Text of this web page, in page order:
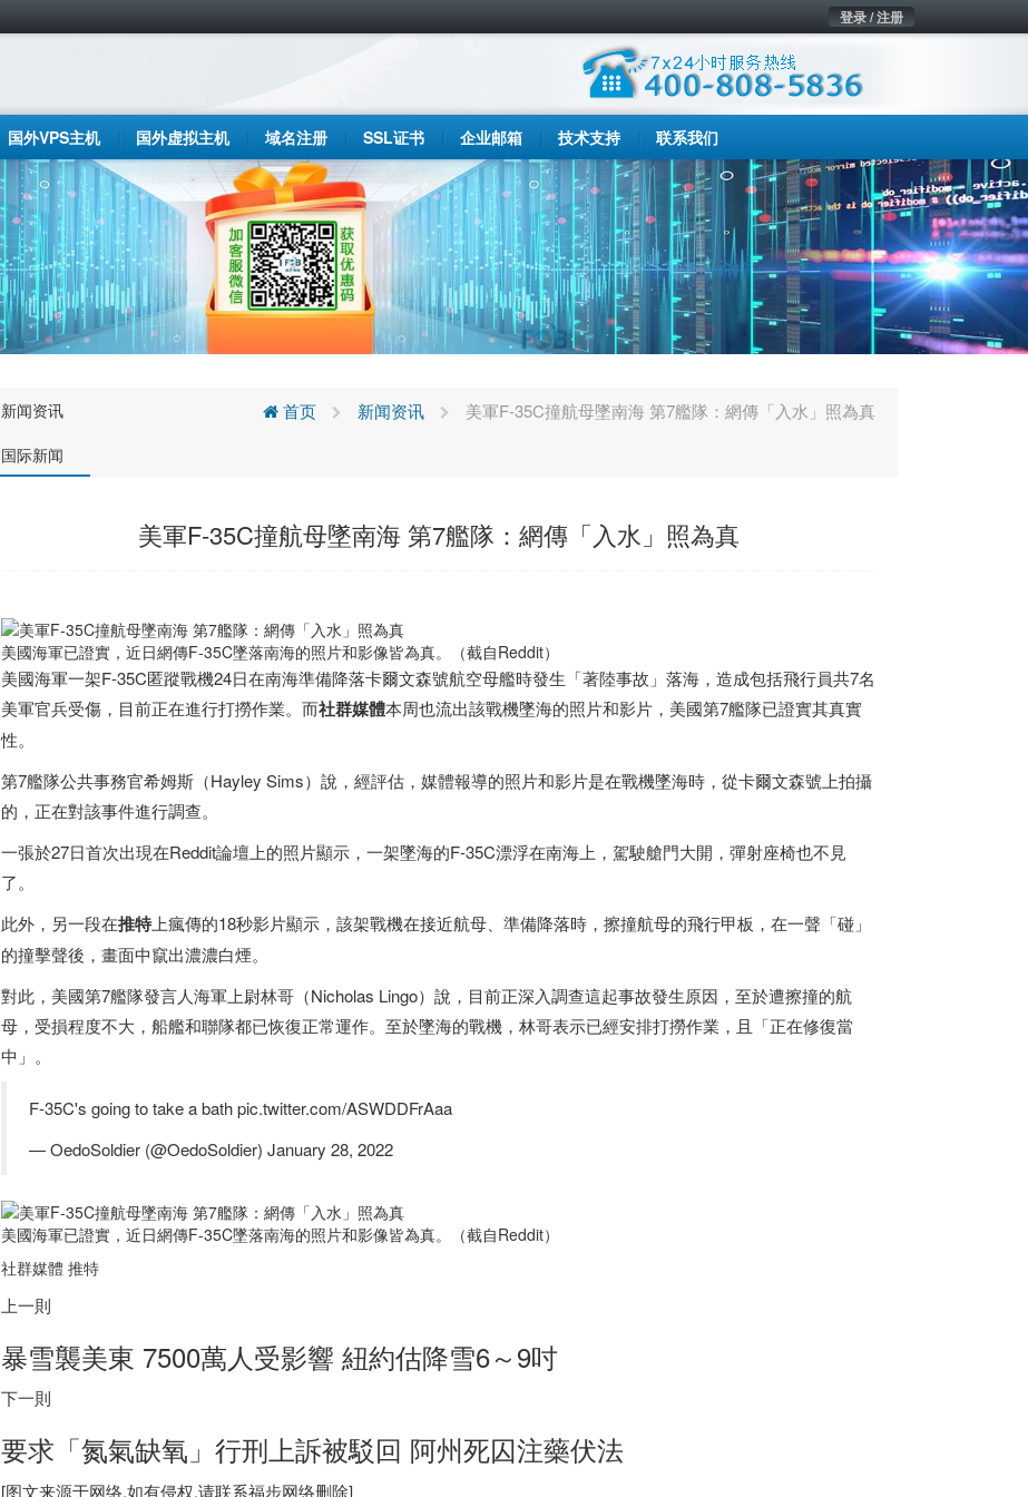
登录 / 注册
国外VPS主机 国外虚拟主机 域名注册 SSL证书 企业邮箱 技术支持 联系我们
新闻资讯
国际新闻
首页 新闻资讯 美軍F-35C撞航母墜南海 第7艦隊：網傳「入水」照為真
美軍F-35C撞航母墜南海 第7艦隊：網傳「入水」照為真
美國海軍已證實，近日網傳F-35C墜落南海的照片和影像皆為真。（截自Reddit）
美國海軍一架F-35C匿蹤戰機24日在南海準備降落卡爾文森號航空母艦時發生「著陸事故」落海，造成包括飛行員共7名
美軍官兵受傷，目前正在進行打撈作業。而社群媒體本周也流出該戰機墜海的照片和影片，美國第7艦隊已證實其真實
性。
第7艦隊公共事務官希姆斯（Hayley Sims）說，經評估，媒體報導的照片和影片是在戰機墜海時，從卡爾文森號上拍攝
的，正在對該事件進行調查。
一張於27日首次出現在Reddit論壇上的照片顯示，一架墜海的F-35C漂浮在南海上，駕駛艙門大開，彈射座椅也不見
了。
此外，另一段在推特上瘋傳的18秒影片顯示，該架戰機在接近航母、準備降落時，擦撞航母的飛行甲板，在一聲「碰」
的撞擊聲後，畫面中竄出濃濃白煙。
對此，美國第7艦隊發言人海軍上尉林哥（Nicholas Lingo）說，目前正深入調查這起事故發生原因，至於遭擦撞的航
母，受損程度不大，船艦和聯隊都已恢復正常運作。至於墜海的戰機，林哥表示已經安排打撈作業，且「正在修復當
中」。
F-35C's going to take a bath pic.twitter.com/ASWDDFrAaa
— OedoSoldier (@OedoSoldier) January 28, 2022
美國海軍已證實，近日網傳F-35C墜落南海的照片和影像皆為真。（截自Reddit）
社群媒體 推特
上一則
暴雪襲美東 7500萬人受影響 紐約估降雪6～9吋
下一則
要求「氮氣缺氧」行刑上訴被駁回 阿州死囚注藥伏法
[图文来源于网络,如有侵权,请联系福步网络删除]